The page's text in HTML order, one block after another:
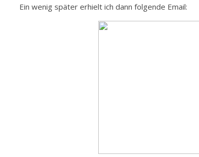
Ein wenig später erhielt ich dann folgende Email: